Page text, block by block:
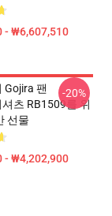
- ₩6,607,510
Gojira 팬
츠 RB1509를 위
선물
- ₩4,202,900
-20%